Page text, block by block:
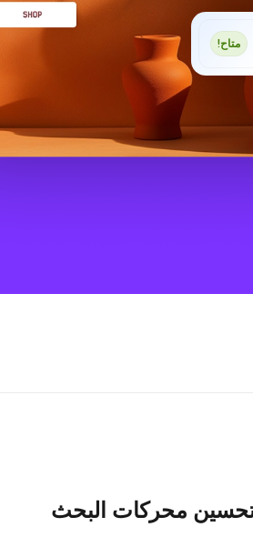
متاح!
تحسين محركات البحث